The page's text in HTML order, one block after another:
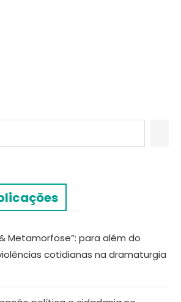
Metamorfose”: para além do
cotidianas na dramaturgia